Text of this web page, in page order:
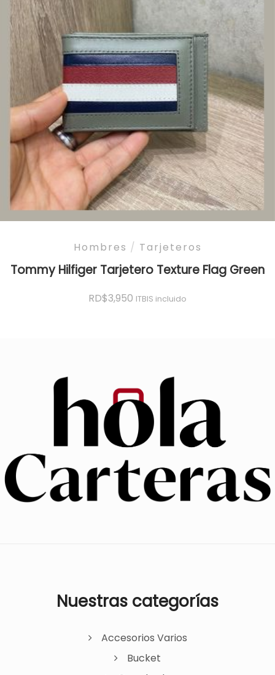
Hombres / Tarjeteros
Tommy Hilfiger Tarjetero Texture Flag Green
RD$3,950 ITBIS incluido
Nuestras categorías
Accesorios Varios
Bucket